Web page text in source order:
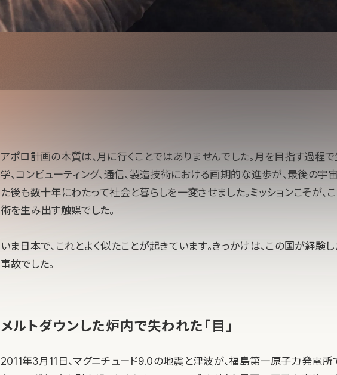
アポロ計画の本質は、月に行くことではありませんでした。月を目指す過程
学、コンピューティング、通信、製造技術における画期的な進歩が、最後の
た後も数十年にわたって社会と暮らしを一変させました。ミッションこそが、
術を生み出す触媒でした。
いま日本で、これとよく似たことが起きています。きっかけは、この国が経験
事故でした。
メルトダウンした炉内で失われた「目」
2011年3月11日、マグニチュード9.0の地震と津波が、福島第一原子力発電